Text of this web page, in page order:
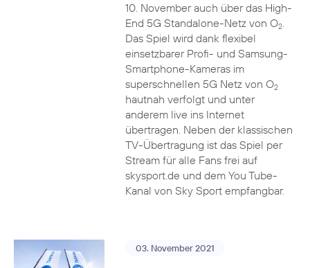
10. November auch über das High-
End 5G Standalone-Netz von O2.
Das Spiel wird dank flexibel
einsetzbarer Profi- und Samsung-
Smartphone-Kameras im
superschnellen 5G Netz von O2
hautnah verfolgt und unter
anderem live ins Internet
übertragen. Neben der klassischen
TV-Übertragung ist das Spiel per
Stream für alle Fans frei auf
skysport.de und dem You Tube-
Kanal von Sky Sport empfangbar.
03. November 2021